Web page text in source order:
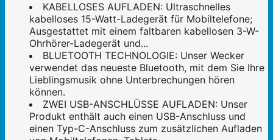
KABELLOSES AUFLADEN: Ultraschnelles
kabelloses 15-Watt-Ladegerät für Mobiltelefone;
Ausgestattet mit einem faltbaren kabellosen 3-W-
Ohrhörer-Ladegerät und...
BLUETOOTH TECHNOLOGIE: Unser Wecker
verwendet das neueste Bluetooth, mit dem Sie Ihre
Lieblingsmusik ohne Unterbrechungen hören
können.
ZWEI USB-ANSCHLÜSSE AUFLADEN: Unser
Produkt enthält auch einen USB-Anschluss und
einen Typ-C-Anschluss zum zusätzlichen Aufladen